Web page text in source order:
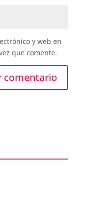
y web en
que comente.